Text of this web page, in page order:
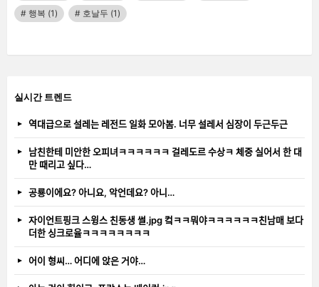
행복 (1) 호날두 (1)
실시간 트렌드
역대급으로 설레는 레전드 일화 모아봄. 너무 설레서 심장이 두근두근
남친한테 미안한 오피녀ㅋㅋㅋㅋㅋㅋ 걸레도르 수상ㅋ 체중 실어서 한 대
만 때리고 싶다…
공룡이에요? 아니요, 악언데요? 아니…
자이언트핑크 스윙스 친동생 썰.jpg 컼ㅋㅋ뭐야ㅋㅋㅋㅋㅋㅋ친남매 보다
더한 싱크로율ㅋㅋㅋㅋㅋㅋㅋㅋ
어이 형씨… 어디에 앉은 거야…